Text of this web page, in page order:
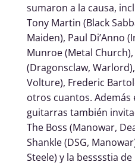
sumaron a la causa,
Tony Martin (Black
Maiden), Paul Di’Anno
Munroe (Metal Church),
(Dragonsclaw,
Volture), Frederic
otros cuantos. Además
guitarras también
The Boss (Manowar,
Shankle (DSG,
Steele) y la besssstia